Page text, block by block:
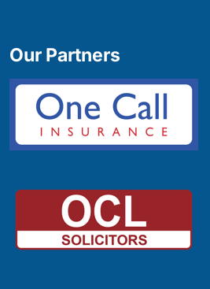
Our Partners